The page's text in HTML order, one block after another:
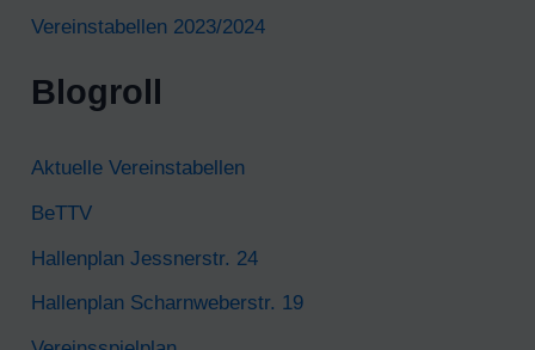
a
h
:
Vereinstabellen 2023/2024
Blogroll
Aktuelle Vereinstabellen
BeTTV
Hallenplan Jessnerstr. 24
Hallenplan Scharnweberstr. 19